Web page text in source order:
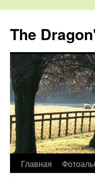
The
Перейти
Главная